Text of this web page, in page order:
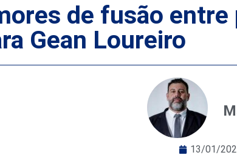
de fusão
Gean Loureiro
13/01/